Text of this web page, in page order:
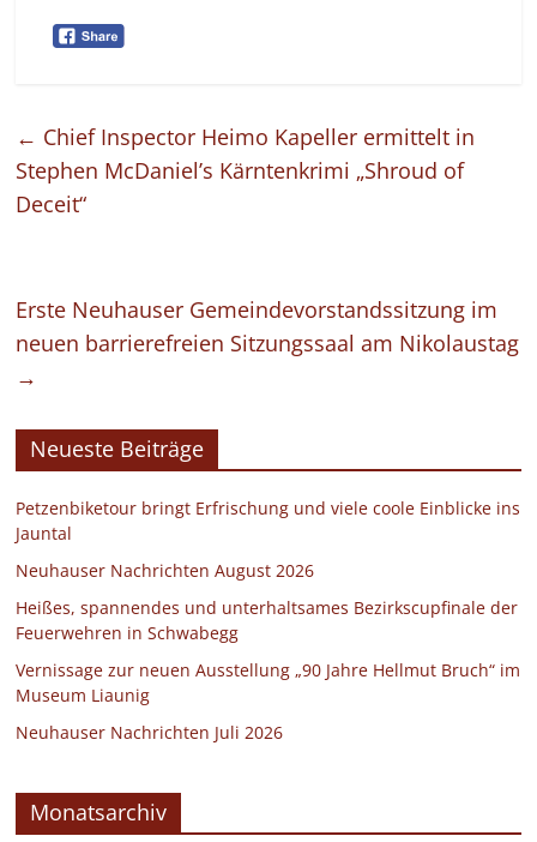
← Chief Inspector Heimo Kapeller ermittelt in
Stephen McDaniel’s Kärntenkrimi „Shroud of
Deceit“
Erste Neuhauser Gemeindevorstandssitzung im
neuen barrierefreien Sitzungssaal am Nikolaustag
→
Neueste Beiträge
Petzenbiketour bringt Erfrischung und viele coole Einblicke ins
Jauntal
Neuhauser Nachrichten August 2026
Heißes, spannendes und unterhaltsames Bezirkscupfinale der
Feuerwehren in Schwabegg
Vernissage zur neuen Ausstellung „90 Jahre Hellmut Bruch“ im
Museum Liaunig
Neuhauser Nachrichten Juli 2026
Monatsarchiv